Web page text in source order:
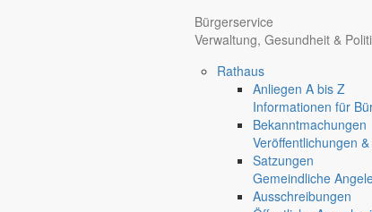
Bürgerservice
Verwaltung, Gesundheit &
Rathaus
Anliegen A bis Z
Informationen für
Bekanntmachungen
Veröffentlichungen
Satzungen
Gemeindliche
Ausschreibungen